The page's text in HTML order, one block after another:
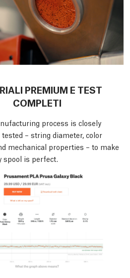
PREMIUM E TEST
COMPLETI
process is closely
– string diameter, color
mechanical properties – to make
spool is perfect.